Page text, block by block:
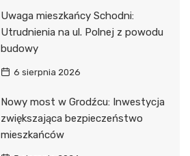
Uwaga mieszkańcy Schodni:
Utrudnienia na ul. Polnej z powodu
budowy
6 sierpnia 2026
Nowy most w Grodźcu: Inwestycja
zwiększająca bezpieczeństwo
mieszkańców